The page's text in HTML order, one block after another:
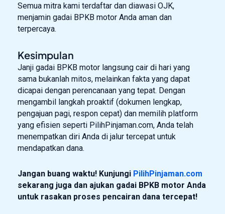
Semua mitra kami terdaftar dan diawasi OJK,
menjamin gadai BPKB motor Anda aman dan
terpercaya.
Kesimpulan
Janji gadai BPKB motor langsung cair di hari yang
sama bukanlah mitos, melainkan fakta yang dapat
dicapai dengan perencanaan yang tepat. Dengan
mengambil langkah proaktif (dokumen lengkap,
pengajuan pagi, respon cepat) dan memilih platform
yang efisien seperti PilihPinjaman.com, Anda telah
menempatkan diri Anda di jalur tercepat untuk
mendapatkan dana.
Jangan buang waktu! Kunjungi PilihPinjaman.com
sekarang juga dan ajukan gadai BPKB motor Anda
untuk rasakan proses pencairan dana tercepat!